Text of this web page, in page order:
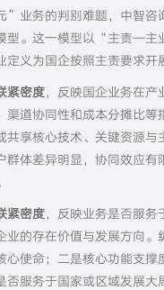
”业务的判别难题，中智
型。这一模型以“主责—主
义为国企按照主责要求开
紧密度，反映国企业务在产
渠道协同性和成本分摊
共享核心技术、关键资源
群体差异明显，协同效应
紧密度，反映业务是否服
业的存在价值与发展方向
心使命；二是核心功能支
否服务于国家或区域发